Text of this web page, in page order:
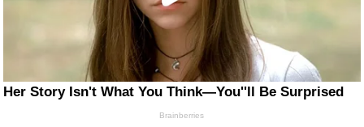
Her Story Isn't What You Think—You''ll Be Surprised
Brainberries